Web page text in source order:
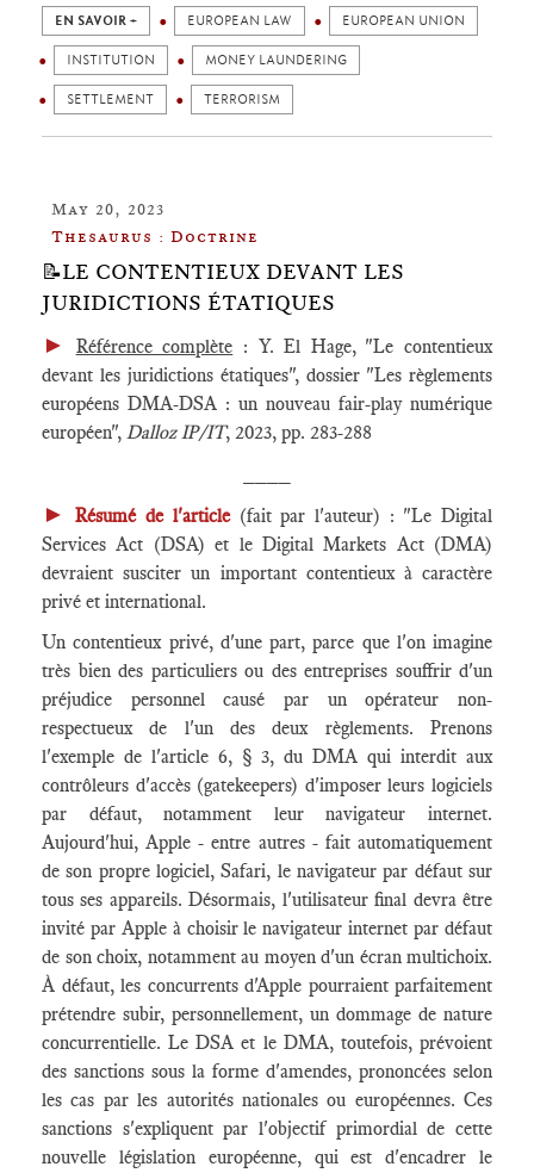
EN SAVOIR + EUROPEAN LAW EUROPEAN UNION
INSTITUTION MONEY LAUNDERING
SETTLEMENT TERRORISM
May 20, 2023
Thesaurus : Doctrine
📝LE CONTENTIEUX DEVANT LES
JURIDICTIONS ÉTATIQUES
► Référence complète : Y. El Hage, "Le contentieux
devant les juridictions étatiques", dossier "Les règlements
européens DMA-DSA : un nouveau fair-play numérique
européen", Dalloz IP/IT, 2023, pp. 283-288
► Résumé de l'article(fait par l'auteur) : "Le Digital
Services Act (DSA) et le Digital Markets Act (DMA)
devraient susciter un important contentieux à caractère
privé et international.
Un contentieux privé, d'une part, parce que l'on imagine
très bien des particuliers ou des entreprises souffrir d'un
préjudice personnel causé par un opérateur non-
respectueux de l'un des deux règlements. Prenons
l'exemple de l'article 6, § 3, du DMA qui interdit aux
contrôleurs d'accès (gatekeepers) d'imposer leurs logiciels
par défaut, notamment leur navigateur internet.
Aujourd'hui, Apple - entre autres - fait automatiquement
de son propre logiciel, Safari, le navigateur par défaut sur
tous ses appareils. Désormais, l'utilisateur final devra être
invité par Apple à choisir le navigateur internet par défaut
de son choix, notamment au moyen d'un écran multichoix.
À défaut, les concurrents d'Apple pourraient parfaitement
prétendre subir, personnellement, un dommage de nature
concurrentielle. Le DSA et le DMA, toutefois, prévoient
des sanctions sous la forme d'amendes, prononcées selon
les cas par les autorités nationales ou européennes. Ces
sanctions s'expliquent par l'objectif primordial de cette
nouvelle législation européenne, qui est d'encadrer le